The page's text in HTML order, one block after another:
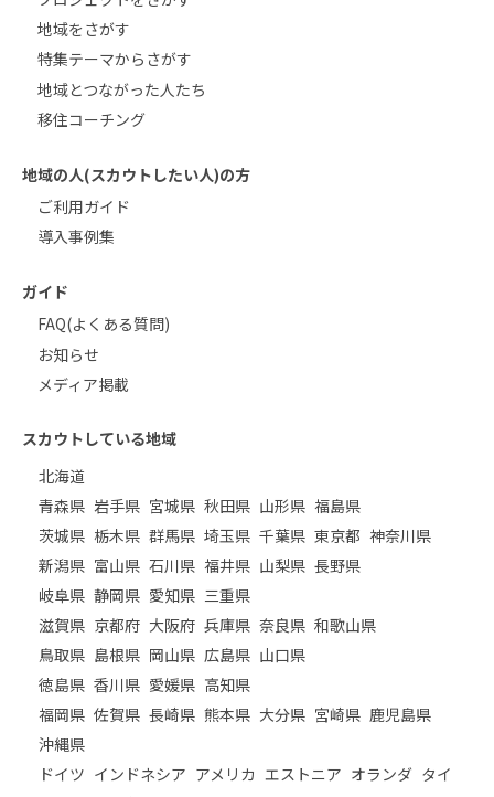
地域をさがす
特集テーマからさがす
地域とつながった人たち
移住コーチング
地域の人(スカウトしたい人)の方
ご利用ガイド
導入事例集
ガイド
FAQ(よくある質問)
お知らせ
メディア掲載
スカウトしている地域
北海道
青森県 岩手県 宮城県 秋田県 山形県 福島県
茨城県 栃木県 群馬県 埼玉県 千葉県 東京都 神奈川県
新潟県 富山県 石川県 福井県 山梨県 長野県
岐阜県 静岡県 愛知県 三重県
滋賀県 京都府 大阪府 兵庫県 奈良県 和歌山県
鳥取県 島根県 岡山県 広島県 山口県
徳島県 香川県 愛媛県 高知県
福岡県 佐賀県 長崎県 熊本県 大分県 宮崎県 鹿児島県
沖縄県
ドイツ インドネシア アメリカ エストニア オランダ タイ